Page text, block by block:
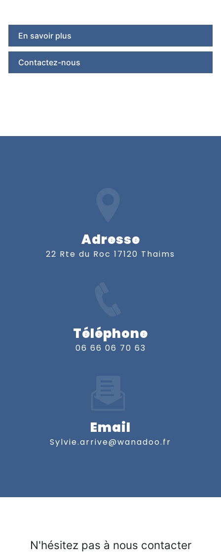
En savoir plus
Contactez-nous
Adresse
22 Rte du Roc 17120 Thaims
Téléphone
06 66 06 70 63
Email
sylvie.arrive@wanadoo.fr
N'hésitez pas à nous contacter